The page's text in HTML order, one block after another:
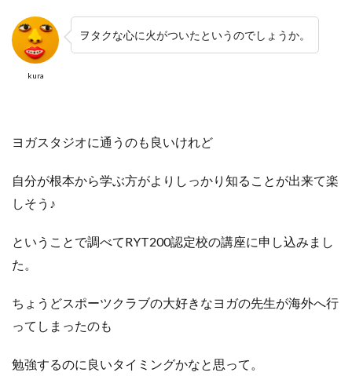
kura
ヲタクな心に火がついたというのでしょうか。
ヨガスタジオに通うのも良いけれど
自分が根本から学ぶ方がよりしっかり知ることが出来て楽
しそう♪
ということで調べてRYT200認定校の講座に申し込みまし
た。
ちょうどスポーツクラブの大好きなヨガの先生が海外へ行
ってしまったのも
勉強するのに良いタイミングかなと思って。